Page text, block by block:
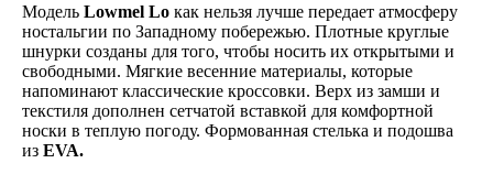
Модель Lowmel Lo как нельзя лучше передает атмосферу
ностальгии по Западному побережью. Плотные круглые
шнурки созданы для того, чтобы носить их открытыми и
свободными. Мягкие весенние материалы, которые
напоминают классические кроссовки. Верх из замши и
текстиля дополнен сетчатой вставкой для комфортной
носки в теплую погоду. Формованная стелька и подошва
из EVA.